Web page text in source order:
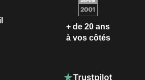
+ de 20 ans
à vos côtés